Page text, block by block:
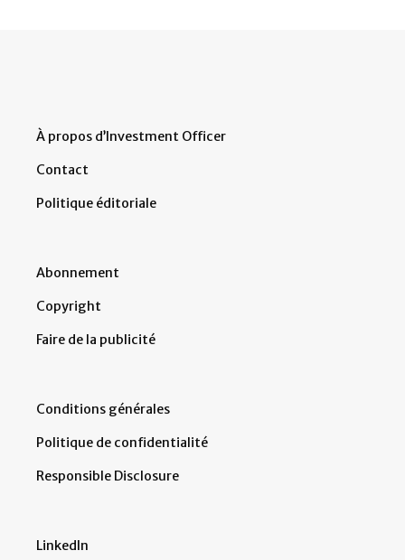
À propos d’Investment Officer
Contact
Politique éditoriale
Abonnement
Copyright
Faire de la publicité
Conditions générales
Politique de confidentialité
Responsible Disclosure
LinkedIn